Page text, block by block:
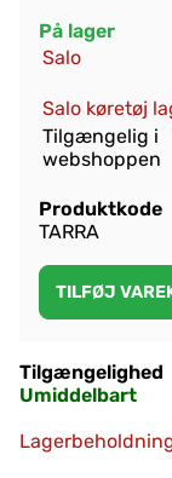
På lager
Salo
Salo køretøj
Tilgængelig i
webshoppen
Produktkode
TARRA
Tilgængelighed
Umiddelbart